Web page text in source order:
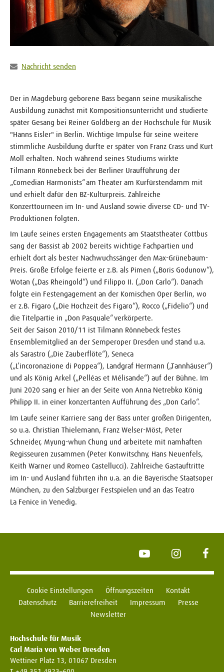
Nachricht senden
Der in Magdeburg geborene Bass begann seine musikalische
Ausbildung zunächst mit Kompositionsunterricht und studierte
später Gesang bei Reiner Goldberg an der Hochschule für Musik
"Hanns Eisler" in Berlin. Wichtige Impulse für seine weitere
stimmliche Ausbildung durfte er später von Franz Crass und Kurt
Moll erhalten. Noch während seines Studiums wirkte
Tilmann Rönnebeck bei der Berliner Uraufführung der
„Comedian Harmonists“ am Theater am Kurfürstendamm mit
und erhielt dafür den BZ-Kulturpreis. Zahlreiche
Konzerttourneen im In- und Ausland sowie diverse CD- und TV-
Produktionen folgten.
Im Laufe seines ersten Engagements am Staatstheater Cottbus
sang der Bassist ab 2002 bereits wichtige Fachpartien und
erhielt dort als bester Nachwuchssänger den Max-Grünebaum-
Preis. Große Erfolge feierte er z.B. als Pimen („Boris Godunow“),
Wotan („Das Rheingold“) und Filippo II. („Don Carlo“). Danach
folgte ein Festengagement an der Komischen Oper Berlin, wo
er z.B. Figaro („Die Hochzeit des Figaro“), Rocco („Fidelio“) und
die Titelpartie in „Don Pasquale“ verkörperte.
Seit der Saison 2010/11 ist Tilmann Rönnebeck festes
Ensemblemitglied an der Semperoper Dresden und stand u.a.
als Sarastro („Die Zauberflöte“), Seneca
(„L’incoronazione di Poppea“), Landgraf Hermann („Tannhäuser“)
und als König Arkel („Pelléas et Mélisande“) auf der Bühne. Im
Juni 2020 sang er hier an der Seite von Anna Netrebko König
Philipp II. in einer konzertanten Aufführung des „Don Carlo“.
Im Laufe seiner Karriere sang der Bass unter großen Dirigenten,
so u.a. Christian Thielemann, Franz Welser-Möst, Peter
Schneider, Myung-whun Chung und arbeitete mit namhaften
Regisseuren zusammen (Peter Konwitschny, Hans Neuenfels,
Keith Warner und Romeo Castellucci). Zahlreiche Gastauftritte
im In- und Ausland führten ihn u.a. an die Bayerische Staatsoper
München, zu den Salzburger Festspielen und an das Teatro
La Fenice in Venedig.
YouTube Instagram
Cookie Einstellungen Öffnungszeiten
Kontakt
Datenschutz
Barrierefreiheit Impressum
Presse
Newsletter
Hochschule für Musik
Carl Maria von Weber Dresden
Wettiner Platz 13, 01067 Dresden